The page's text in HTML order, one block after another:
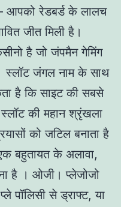
आपको रेडबर्ड के लालच
जीत मिली है।
है जो जंपमैन गेमिंग
स्लॉट जंगल नाम के साथ
है कि साइट की सबसे
की महान श्रृंखला
को जटिल बनाता है
बहुतायत के अलावा,
है । ओजी। प्लेजोजो
पॉलिसी से ड्राफ्ट, या